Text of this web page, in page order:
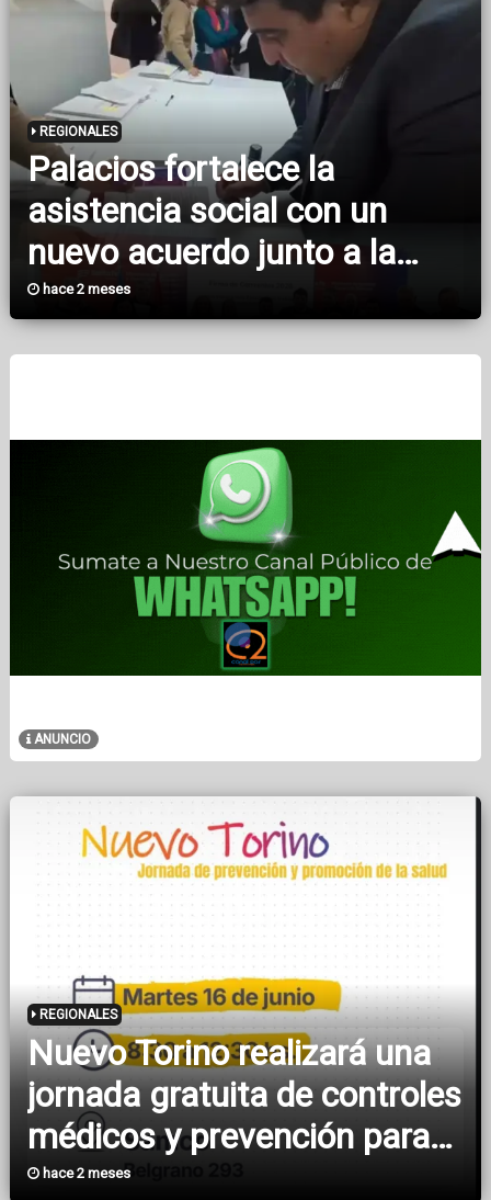
REGIONALES
Palacios fortalece la
asistencia social con un
nuevo acuerdo junto a la
Provincia
hace 2 meses
ANUNCIO
REGIONALES
Nuevo Torino realizará una
jornada gratuita de controles
médicos y prevención para
la comunidad
hace 2 meses